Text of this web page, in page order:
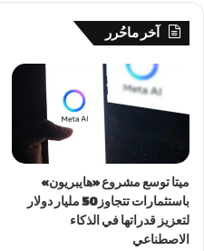
آخر ماحُرر
ميتا توسع مشروع «هايبريون»
باستثمارات تتجاوز 50 مليار دولار
لتعزيز قدراتها في الذكاء
الاصطناعي